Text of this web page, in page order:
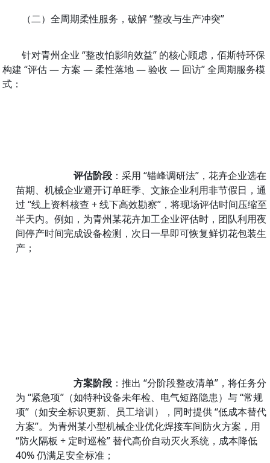
（二）全周期柔性服务，破解 “整改与生产冲突”
针对青州企业 “整改怕影响效益” 的核心顾虑，佰斯特环保
构建 “评估 — 方案 — 柔性落地 — 验收 — 回访” 全周期服务模
式：
评估阶段 ：采用 “错峰调研法”，花卉企业选在
苗期、机械企业避开订单旺季、文旅企业利用非节假日，通
过 “线上资料核查 + 线下高效勘察”，将现场评估时间压缩至
半天内。例如，为青州某花卉加工企业评估时，团队利用夜
间停产时间完成设备检测，次日一早即可恢复鲜切花包装生
产；
方案阶段 ：推出 “分阶段整改清单”，将任务分
为 “紧急项”（如特种设备未年检、电气短路隐患）与 “常规
项”（如安全标识更新、员工培训），同时提供 “低成本替代
方案”。为青州某小型机械企业优化焊接车间防火方案，用
“防火隔板 + 定时巡检” 替代高价自动灭火系统，成本降低
40% 仍满足安全标准；